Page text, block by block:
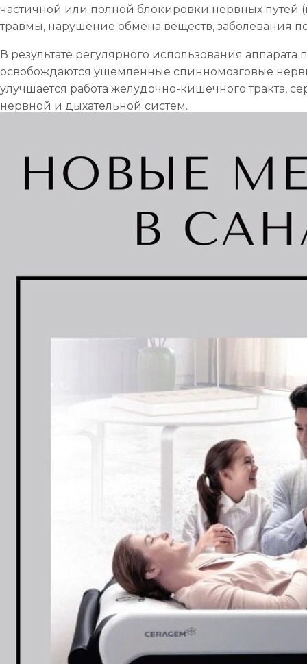
частичной или полной блокировки нервных путей
травмы, нарушение обмена веществ, заболевания
В результате регулярного использования
освобождаются ущемленные спинномозговые
улучшается работа желудочно-кишечного тракта,
нервной и дыхательной систем.